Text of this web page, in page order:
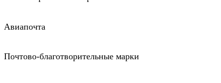
Авиапочта
Почтово-благотворительные марки